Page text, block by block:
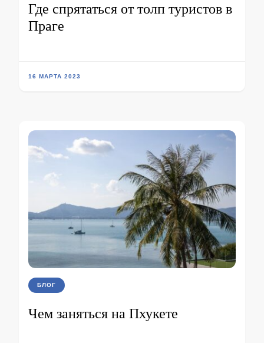
Где спрятаться от толп туристов в
Праге
16 МАРТА 2023
БЛОГ
Чем заняться на Пхукете